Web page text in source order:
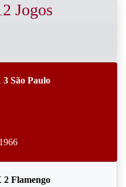
Jogos
São Paulo
2 Flamengo